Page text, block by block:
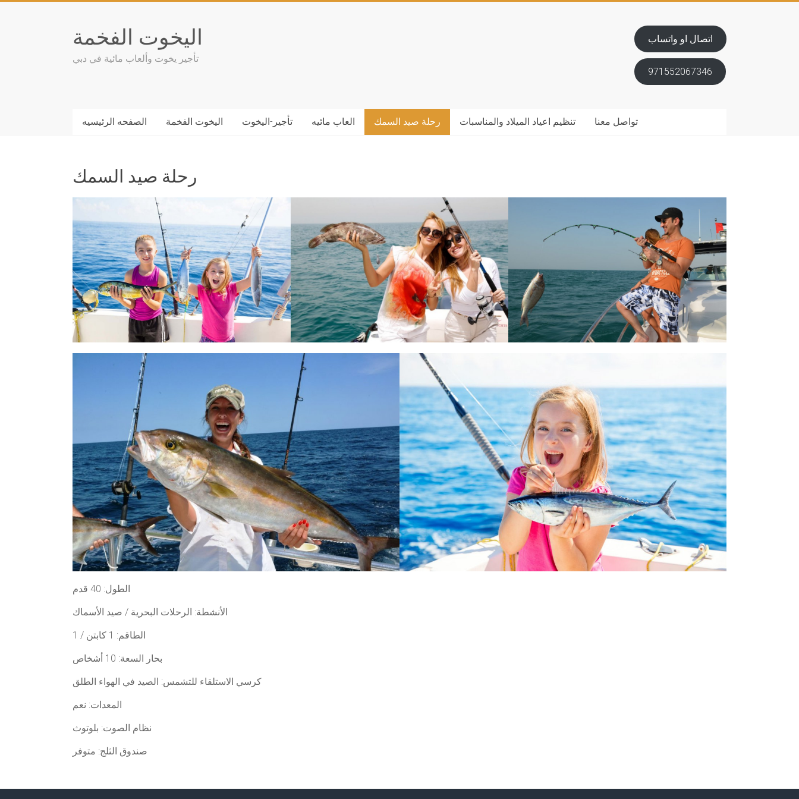
اليخوت الفخمة
تأجير يخوت وألعاب مائية في دبي
اتصال او واتساب
971552067346
الصفحه الرئيسيه اليخوت الفخمة تأجير-اليخوت العاب مائيه رحلة صيد السمك تنظيم اعياد الميلاد والمناسبات تواصل معنا
رحلة صيد السمك
الطول: 40 قدم
الأنشطة: الرحلات البحرية / صيد الأسماك
الطاقم: 1 كابتن / 1
بحار السعة: 10 أشخاص
كرسي الاستلقاء للتشمس: الصيد في الهواء الطلق
المعدات: نعم
نظام الصوت: بلوتوث
صندوق الثلج: متوفر